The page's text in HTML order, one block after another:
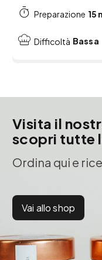
Preparazione 15
Difficoltà Bassa
Visita il
scopri tutte
Ordina qui e
Vai allo shop